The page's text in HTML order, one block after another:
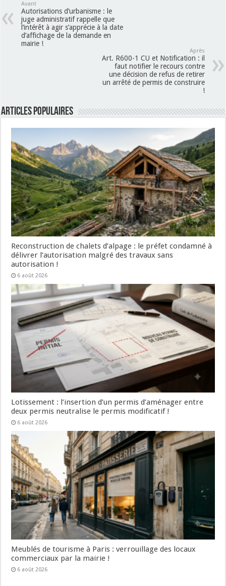
Avant
Autorisations d’urbanisme : le
juge administratif rappelle que
l’intérêt à agir s’apprécie à la date
d’affichage de la demande en
mairie !
Après
Art. R600-1 CU et Notification : il
faut notifier le recours contre
une décision de refus de retirer
un arrêté de permis de construire
!
Articles populaires
Reconstruction de chalets d’alpage : le préfet condamné à
délivrer l’autorisation malgré des travaux sans
autorisation !
6 août 2026
Lotissement : l’insertion d’un permis d’aménager entre
deux permis neutralise le permis modificatif !
6 août 2026
Meublés de tourisme à Paris : verrouillage des locaux
commerciaux par la mairie !
6 août 2026